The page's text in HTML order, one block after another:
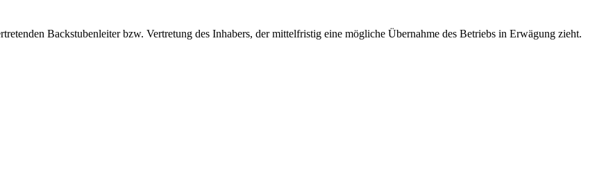
Backstubenleiter bzw. Vertretung des Inhabers, der mittelfristig eine mögliche Übernahme des Betriebs in Erwägung zieht.